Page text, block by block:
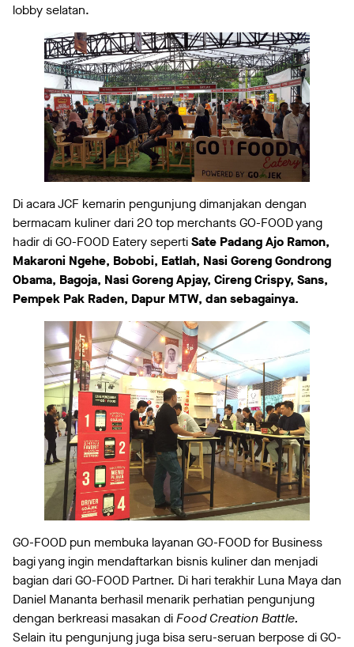
lobby selatan.
Di acara JCF kemarin pengunjung dimanjakan dengan
bermacam kuliner dari 20 top merchants GO-FOOD yang
hadir di GO-FOOD Eatery sepertiSate Padang Ajo Ramon,
Makaroni Ngehe, Bobobi, Eatlah, Nasi Goreng Gondrong
Obama, Bagoja, Nasi Goreng Apjay, Cireng Crispy, Sans,
Pempek Pak Raden, Dapur MTW, dan sebagainya.
GO-FOOD pun membuka layanan GO-FOOD for Business
bagi yang ingin mendaftarkan bisnis kuliner dan menjadi
bagian dari GO-FOOD Partner. Di hari terakhir Luna Maya dan
Daniel Mananta berhasil menarik perhatian pengunjung
dengan berkreasi masakan diFood Creation Battle.
Selain itu pengunjung juga bisa seru-seruan berpose di GO-